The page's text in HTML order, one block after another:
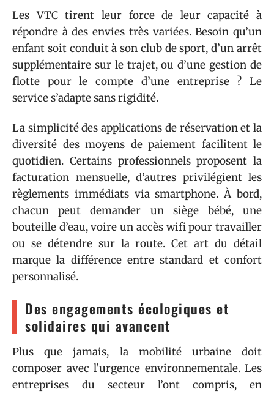
Les VTC tirent leur force de leur capacité à
répondre à des envies très variées. Besoin qu’un
enfant soit conduit à son club de sport, d’un arrêt
supplémentaire sur le trajet, ou d’une gestion de
flotte pour le compte d’une entreprise ? Le
service s’adapte sans rigidité.
La simplicité des applications de réservation et la
diversité des moyens de paiement facilitent le
quotidien. Certains professionnels proposent la
facturation mensuelle, d’autres privilégient les
règlements immédiats via smartphone. À bord,
chacun peut demander un siège bébé, une
bouteille d’eau, voire un accès wifi pour travailler
ou se détendre sur la route. Cet art du détail
marque la différence entre standard et confort
personnalisé.
Des engagements écologiques et
solidaires qui avancent
Plus que jamais, la mobilité urbaine doit
composer avec l’urgence environnementale. Les
entreprises du secteur l’ont compris, en